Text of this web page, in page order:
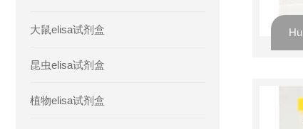
大鼠elisa试剂盒
昆虫elisa试剂盒
植物elisa试剂盒